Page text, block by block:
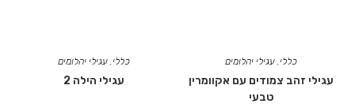
כללי,עגילי יהלומים
עגילי הילה 2
כללי, עגילי יהלומים
עגילי זהב צמודים עם אקוומרין
טבעי